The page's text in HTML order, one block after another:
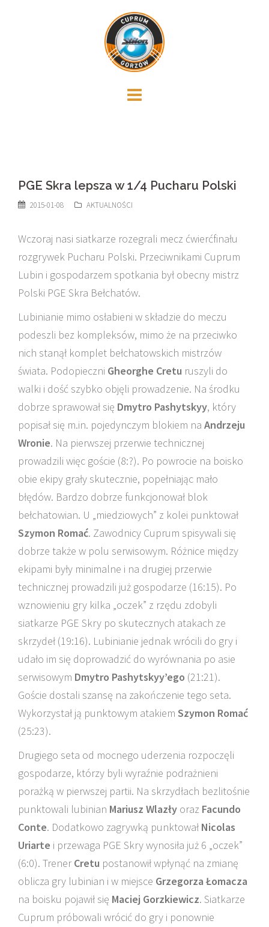
PGE Skra lepsza w 1/4 Pucharu Polski
2015-01-08 AKTUALNOŚCI
Wczoraj nasi siatkarze rozegrali mecz ćwierćfinału
rozgrywek Pucharu Polski. Przeciwnikami Cuprum
Lubin i gospodarzem spotkania był obecny mistrz
Polski PGE Skra Bełchatów.
Lubinianie mimo osłabieni w składzie do meczu
podeszli bez kompleksów, mimo że na przeciwko
nich stanął komplet bełchatowskich mistrzów
świata. Podopieczni Gheorghe Cretu ruszyli do
walki i dość szybko objęli prowadzenie. Na środku
dobrze sprawował się Dmytro Pashytskyy, który
popisał się m.in. pojedynczym blokiem na Andrzeju
Wronie. Na pierwszej przerwie technicznej
prowadzili więc goście (8:?). Po powrocie na boisko
obie ekipy grały skutecznie, popełniając mało
błędów. Bardzo dobrze funkcjonował blok
bełchatowian. U „miedziowych” z kolei punktował
Szymon Romać. Zawodnicy Cuprum spisywali się
dobrze także w polu serwisowym. Różnice między
ekipami były minimalne i na drugiej przerwie
technicznej prowadzili już gospodarze (16:15). Po
wznowieniu gry kilka „oczek” z rzędu zdobyli
siatkarze PGE Skry po skutecznych atakach ze
skrzydeł (19:16). Lubinianie jednak wrócili do gry i
udało im się doprowadzić do wyrównania po asie
serwisowym Dmytro Pashytskyy’ego (21:21).
Goście dostali szansę na zakończenie tego seta.
Wykorzystał ją punktowym atakiem Szymon Romać
(25:23).
Drugiego seta od mocnego uderzenia rozpoczęli
gospodarze, którzy byli wyraźnie podrażnieni
porażką w pierwszej partii. Na skrzydłach bezlitośnie
punktowali lubinian Mariusz Wlazły oraz Facundo
Conte. Dodatkowo zagrywką punktował Nicolas
Uriarte i przewaga PGE Skry wynosiła już 6 „oczek”
(6:0). TrenerCretu postanowił wpłynąć na zmianę
oblicza gry lubinian i w miejsce Grzegorza Łomacza
na boisku pojawił się Maciej Gorzkiewicz. Siatkarze
Cuprum próbowali wrócić do gry i ponownie